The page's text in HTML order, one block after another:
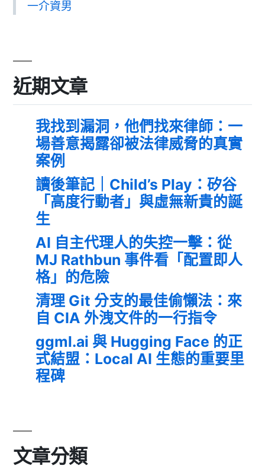
一介資男
近期文章
我找到漏洞，他們找來律師：一
場善意揭露卻被法律威脅的真實
案例
讀後筆記｜Child’s Play：矽谷
「高度行動者」與虛無新貴的誕
生
AI 自主代理人的失控一擊：從
MJ Rathbun 事件看「配置即人
格」的危險
清理 Git 分支的最佳偷懶法：來
自 CIA 外洩文件的一行指令
ggml.ai 與 Hugging Face 的正
式結盟：Local AI 生態的重要里
程碑
文章分類